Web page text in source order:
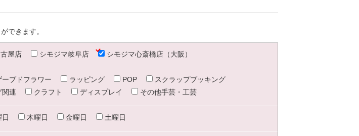
できます。
屋店 シモジマ岐阜店 シモジマ心斎橋店（大阪）
ーブドフラワー ラッピング POP
スクラップブッキング
関連 クラフト ディスプレイ その他手芸・工芸
日 木曜日 金曜日 土曜日